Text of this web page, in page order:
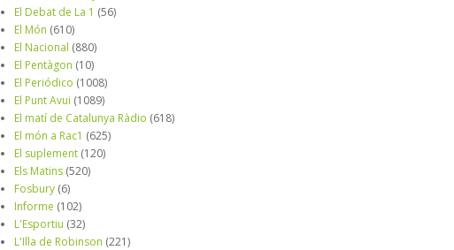
El Debat de La 1 (56)
El Món (610)
El Nacional (880)
El Pentàgon (10)
El Periódico (1008)
El Punt Avui (1089)
El matí de Catalunya Ràdio (618)
El món a Rac1 (625)
El suplement (120)
Els Matins (520)
Fosbury (6)
Informe (102)
L'Esportiu (32)
L'Illa de Robinson (221)